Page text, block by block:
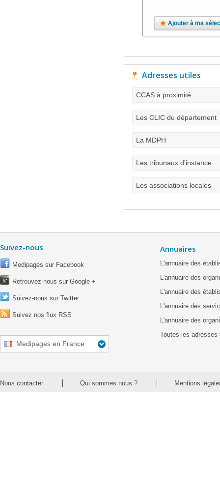
Ajouter à ma
Adresses utiles
CCAS à proximité
Les CLIC du département
La MDPH
Les tribunaux d'instance
Les associations locales
Suivez-nous
Medipages sur Facebook
Retrouvez-nous sur Google +
Suivez-nous sur Twitter
Suivez nos flux RSS
Medipages en France
Annuaires
L'annuaire des
L'annuaire des
L'annuaire des
L'annuaire des
L'annuaire des
Toutes les adresses
Nous contacter Qui sommes nous ? Mentions